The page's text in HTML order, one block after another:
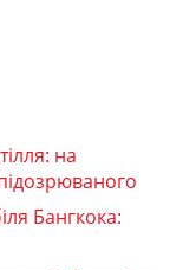
на
Бангкока: